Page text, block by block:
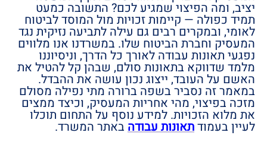
יציב, ומה הפיצוי שמגיע לכם? התשובה כמעט
תמיד כפולה — קיימות זכויות מול המוסד לביטוח
לאומי, ובמקרים רבים גם עילה לתביעה נזיקית נגד
המעסיק וחברת הביטוח שלו. במשרדנו אנו מלווים
נפגעי תאונות עבודה לאורך כל הדרך, וניסיוננו
מלמד שדווקא בתאונות סולם, שבהן קל להטיל את
האשם על העובד, ייצוג נכון עושה את ההבדל.
במאמר זה נסביר בשפה ברורה מתי נפילה מסולם
מזכה בפיצוי, מהי אחריות המעסיק, וכיצד ממצים
את מלוא הזכויות. למידע נוסף על התחום תוכלו
לעיין בעמודתאונות עבודה באתר המשרד.